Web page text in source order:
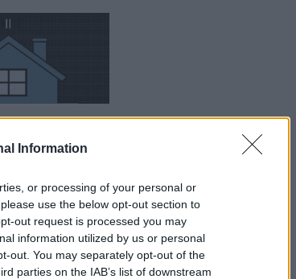
Information
or processing of your personal or
use the below opt-out section to
out request is processed you may
information utilized by us or personal
out. You may separately opt-out of the
parties on the IAB’s list of downstream
o volném
se blíží instalace
se hornických
hřbitova.
provozu turistické